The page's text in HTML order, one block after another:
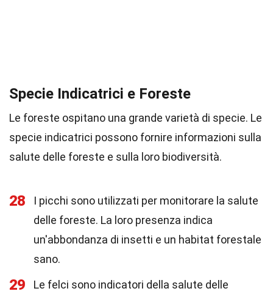
Specie Indicatrici e Foreste
Le foreste ospitano una grande varietà di specie. Le
specie indicatrici possono fornire informazioni sulla
salute delle foreste e sulla loro biodiversità.
28
I picchi sono utilizzati per monitorare la salute
delle foreste. La loro presenza indica
un'abbondanza di insetti e un habitat forestale
sano.
29
Le felci sono indicatori della salute delle